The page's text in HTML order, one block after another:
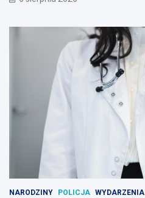
NARODZINY POLICJA WYDARZENIA